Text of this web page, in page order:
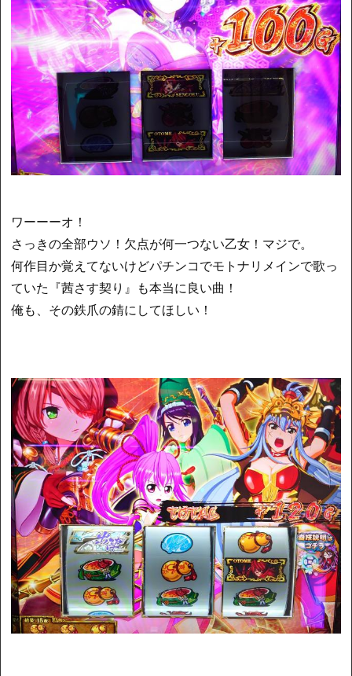
ワーーーオ！
さっきの全部ウソ！欠点が何一つない乙女！マジで。
何作目か覚えてないけどパチンコでモトナリメインで歌っ
ていた『茜さす契り』も本当に良い曲！
俺も、その鉄爪の錆にしてほしい！